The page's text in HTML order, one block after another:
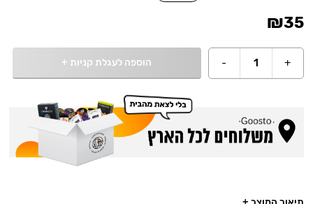
₪35
+
1
- הוספה לעגלת קניות +